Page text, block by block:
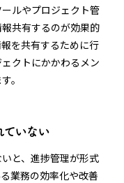
ルやプロジェクト管
共有するのが効果的
を共有するために行
クトにかかわるメン
。
いない
と、進捗管理が形式
業務の効率化や改善